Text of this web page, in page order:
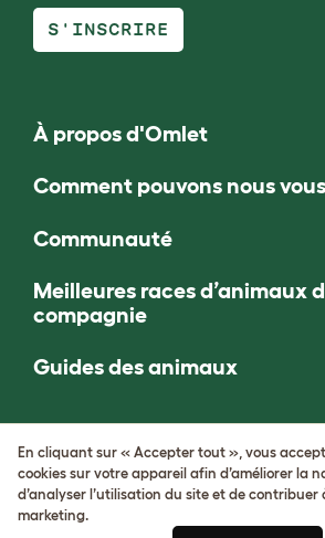
S'INSCRIRE
À propos d'Omlet
Comment pouvons nous
Communauté
Meilleures races d’animaux
compagnie
Guides des animaux
NOUS
QUESTIONS
En cliquant sur « Accepter tout », vous
cookies sur votre appareil afin d’améliorer la
d’analyser l’utilisation du site et de contribuer
marketing.